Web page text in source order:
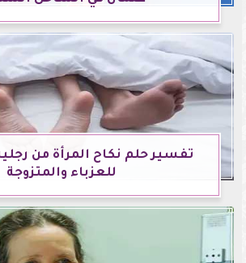
تفسير حلم نكاح المرأة من
للعزباء والمتزوجة